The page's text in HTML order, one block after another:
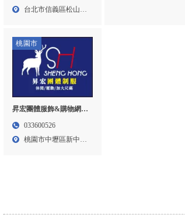
台北市信義區松山路
桃園市
昇宏團體服飾&購物網-
團體服,團體服訂製,桃園
033600526
桃園市中壢區新中北